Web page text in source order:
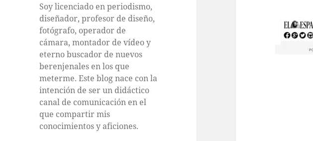
Soy licenciado en periodismo,
diseñador, profesor de diseño,
fotógrafo, operador de
cámara, montador de vídeo y
eterno buscador de nuevos
berenjenales en los que
meterme. Este blog nace con la
intención de ser un didáctico
canal de comunicación en el
que compartir mis
conocimientos y aficiones.